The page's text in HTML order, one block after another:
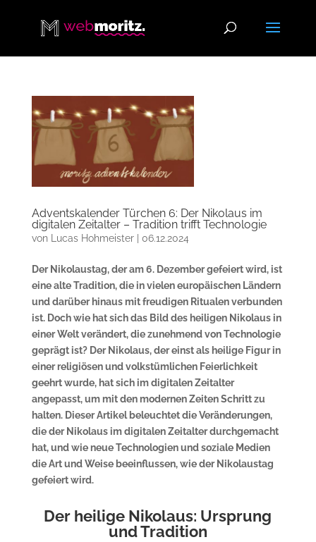
Adventskalender Türchen 6: Der Nikolaus im
digitalen Zeitalter – Tradition trifft Technologie
von Lucas Hohmeister| 06.12.2024
Der Nikolaustag, der am 6. Dezember gefeiert wird, ist
eine alte Tradition, die in vielen europäischen Ländern
und darüber hinaus mit freudigen Ritualen verbunden
ist. Doch wie hat sich das Bild des heiligen Nikolaus in
einer Welt verändert, die zunehmend von Technologie
geprägt ist? Der Nikolaus, der einst als heilige Figur in
einer religiösen und volkstümlichen Feierlichkeit
geehrt wurde, hat sich im digitalen Zeitalter
angepasst, um mit den modernen Zeiten Schritt zu
halten. Dieser Artikel beleuchtet die Veränderungen,
die der Nikolaus im digitalen Zeitalter durchgemacht
hat, und wie neue Technologien und soziale Medien
die Art und Weise beeinflussen, wie der Nikolaustag
gefeiert wird.
Der heilige Nikolaus: Ursprung
und Tradition